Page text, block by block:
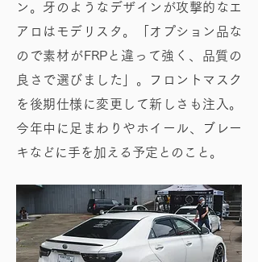
ン。牙のようなデザインが攻撃的なエ
アロはモデリスタ。「オプション品な
ので素材がFRPと違って強く、品質の
良さで選びました」。フロントマスク
を後期仕様に変更して新しさも注入。
今年中に足まわりやホイール、ブレー
キなどに手を加える予定とのこと。